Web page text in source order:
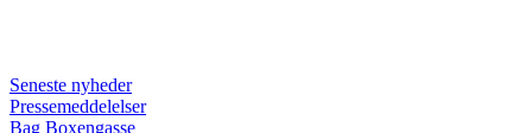
Seneste nyheder
Pressemeddelelser
Bag Boxengasse